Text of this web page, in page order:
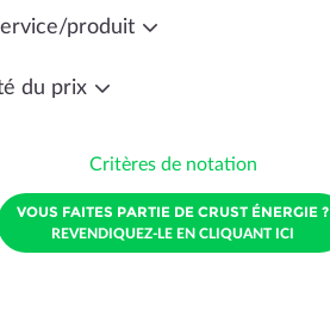
produit
du prix
Critères de notation
VOUS FAITES PARTIE DE CRUST ÉNERGIE ?
REVENDIQUEZ-LE EN CLIQUANT ICI